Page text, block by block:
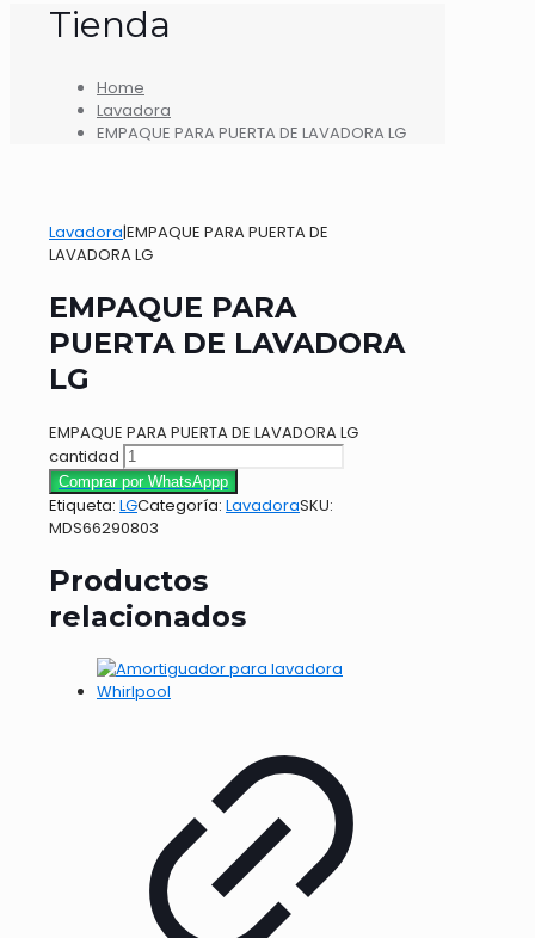
Tienda
Home
Lavadora
EMPAQUE PARA PUERTA DE LAVADORA LG
Lavadora|EMPAQUE PARA PUERTA DE
LAVADORA LG
EMPAQUE PARA
PUERTA DE LAVADORA
LG
EMPAQUE PARA PUERTA DE LAVADORA LG
cantidad
Comprar por WhatsAppp
Etiqueta: LGCategoría: LavadoraSKU:
MDS66290803
Productos
relacionados